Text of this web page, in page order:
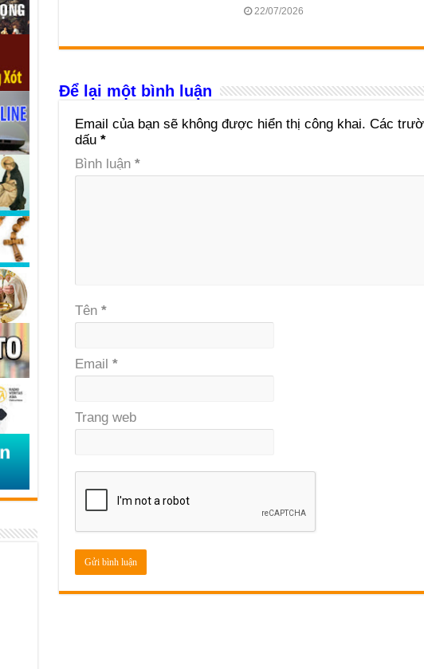
22/07/2026
Để lại một bình luận
Email của bạn sẽ không được hiển thị công khai. Các
dấu *
Bình luận *
Tên *
Email *
Trang web